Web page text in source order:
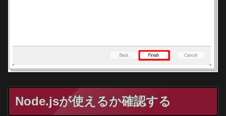
Node.jsが使えるか確認する